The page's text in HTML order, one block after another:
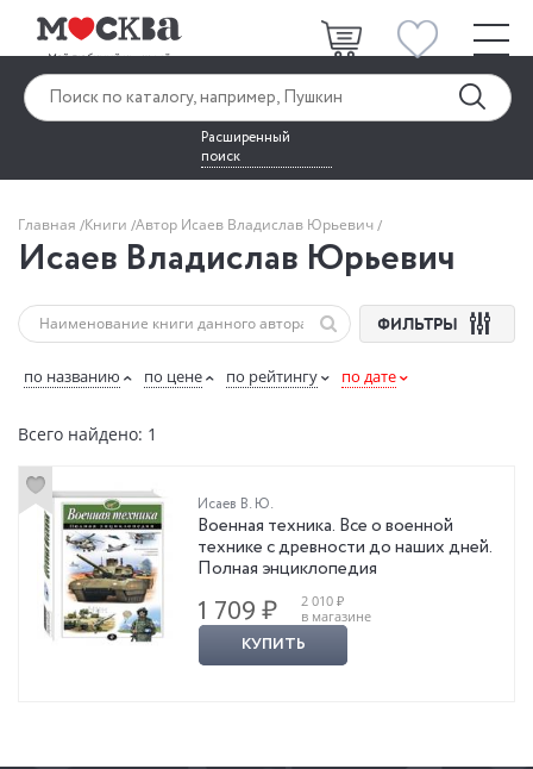
Расширенный
поиск
Главная Книги Автор Исаев Владислав Юрьевич
Исаев Владислав Юрьевич
ФИЛЬТРЫ
по названию по цене по рейтингу по дате
Всего найдено: 1
Исаев В. Ю.
Военная техника. Все о военной
технике с древности до наших дней.
Полная энциклопедия
1 709 ₽
2 010 ₽
в магазине
КУПИТЬ